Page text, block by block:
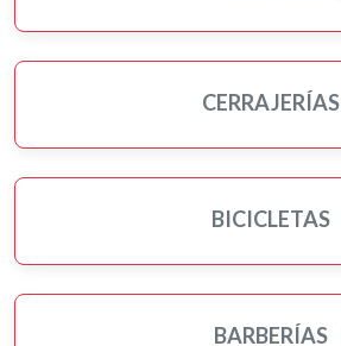
CERRAJERÍAS
BICICLETAS
BARBERÍAS